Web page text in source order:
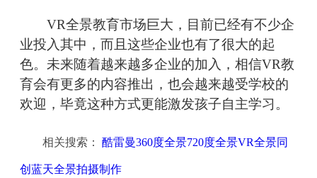
VR全景教育市场巨大，目前已经有不少企
业投入其中，而且这些企业也有了很大的起
色。未来随着越来越多企业的加入，相信VR教
育会有更多的内容推出，也会越来越受学校的
欢迎，毕竟这种方式更能激发孩子自主学习。
相关搜索： 酷雷曼360度全景720度全景VR全景同
创蓝天全景拍摄制作